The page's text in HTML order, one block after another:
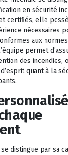
en sécurité
certifiés, elle
nécessaires
aux
permet
des incendies,
quant à la
distingue par sa